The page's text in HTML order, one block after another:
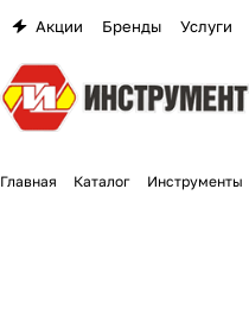
Акции Бренды Услуги
Главная Каталог Инструменты